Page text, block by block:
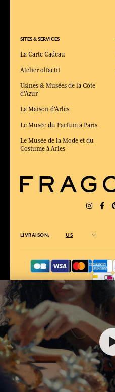
$
SITES & SERVICES
La Carte Cadeau
Atelier olfactif
Usines & Musées de la Côte
d'Azur
La Maison d'Arles
Le Musée du Parfum à Paris
Le Musée de la Mode et du
Costume à Arles
LIVRAISON: US
ÉLU MEILLEUR
en ligne 2025 par